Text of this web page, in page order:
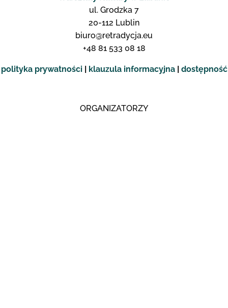
ul. Grodzka 7
20-112 Lublin
biuro@retradycja.eu
+48 81 533 08 18
polityka prywatności| klauzula informacyjna| dostępność
ORGANIZATORZY